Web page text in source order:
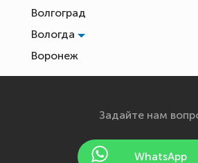
Волгоград
Вологда
Воронеж
Екатеринбург
Йошкар-Ола
Задайте нам
WhatsApp